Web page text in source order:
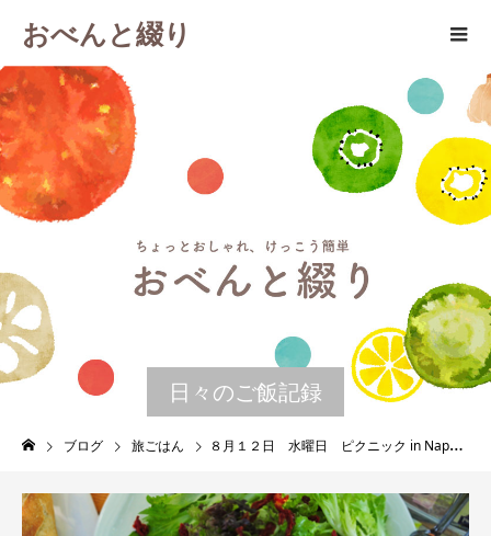
おべんと綴り
日々のご飯記録
ブログ 旅ごはん ８月１２日 水曜日 ピクニック in Napa ワイナリー